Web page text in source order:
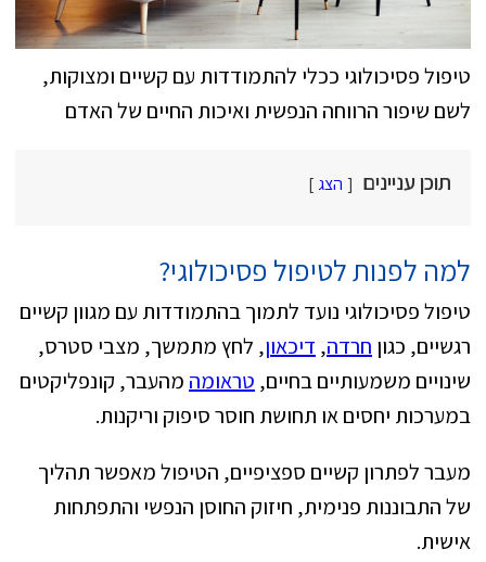
טיפול פסיכולוגי ככלי להתמודדות עם קשיים ומצוקות,
לשם שיפור הרווחה הנפשית ואיכות החיים של האדם
תוכן עניינים הצג
למה לפנות לטיפול פסיכולוגי?
טיפול פסיכולוגי נועד לתמוך בהתמודדות עם מגוון קשיים
רגשיים, כגון חרדה, דיכאון, לחץ מתמשך, מצבי סטרס,
שינויים משמעותיים בחיים, טראומה מהעבר, קונפליקטים
במערכות יחסים או תחושת חוסר סיפוק וריקנות.
מעבר לפתרון קשיים ספציפיים, הטיפול מאפשר תהליך
של התבוננות פנימית, חיזוק החוסן הנפשי והתפתחות
אישית.